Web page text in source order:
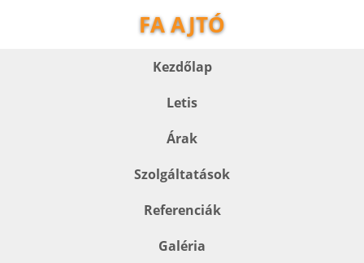
FA AJTÓ
Kezdőlap
Letis
Árak
Szolgáltatások
Referenciák
Galéria